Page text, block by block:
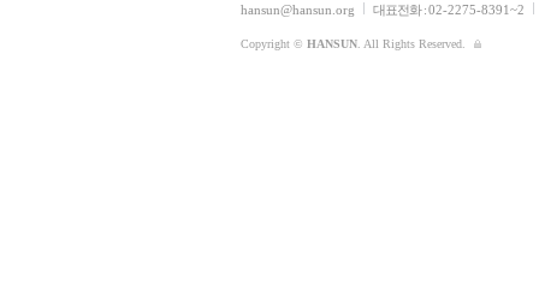
hansun@hansun.org
대표전화 :02-2275-8391~2
Copyright © HANSUN. All Rights Reserved.